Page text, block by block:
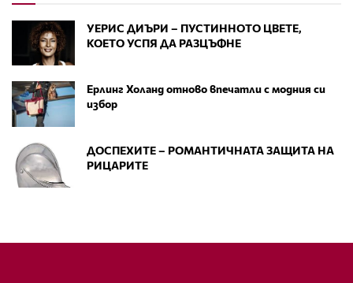
УЕРИС ДИЪРИ – ПУСТИННОТО ЦВЕТЕ,
КОЕТО УСПЯ ДА РАЗЦЪФНЕ
Ерлинг Холанд отново впечатли с модния си
избор
ДОСПЕХИТЕ – РОМАНТИЧНАТА ЗАЩИТА НА
РИЦАРИТЕ